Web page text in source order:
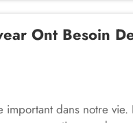
Ont Besoin
dans notre vie.